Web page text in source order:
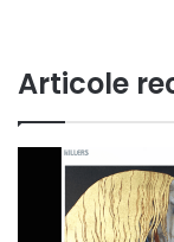
Articole